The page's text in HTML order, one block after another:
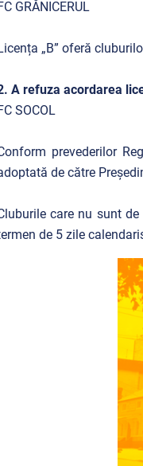
GRĂNICERUL
„B” oferă
A refuza acordarea
SOCOL
prevederilor
de către
care nu sunt
de 5 zile